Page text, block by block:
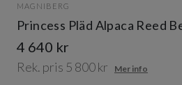
MAGNIBERG
Princess Pläd Alpaca Reed
4 640 kr
Rek. pris 5 800 kr Mer info